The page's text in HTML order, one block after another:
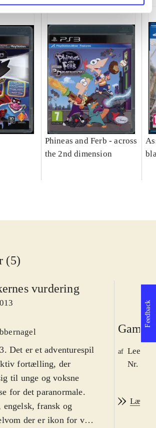
Phineas and Ferb - across
the 2nd dimension
(5)
vurdering
Det er et adventurespil
fortælling, der
til unge og voksne
for det paranormale.
engelsk, fransk og
der er ikon for vold
Game
af Lee
Nr.
Læs
Feedback